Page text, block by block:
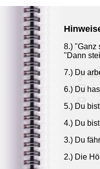
8.) "Ganz
"Dann
7.) Du
6.) Du
5.) Du
4.) Du
3.) Du
2.) Die